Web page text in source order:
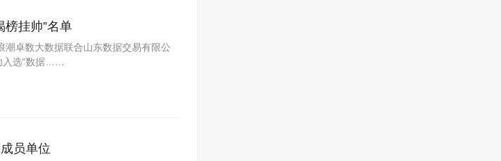
挂帅”名单
潮卓数大数据联合山东数据交易有限公
入选“数据……
员单位